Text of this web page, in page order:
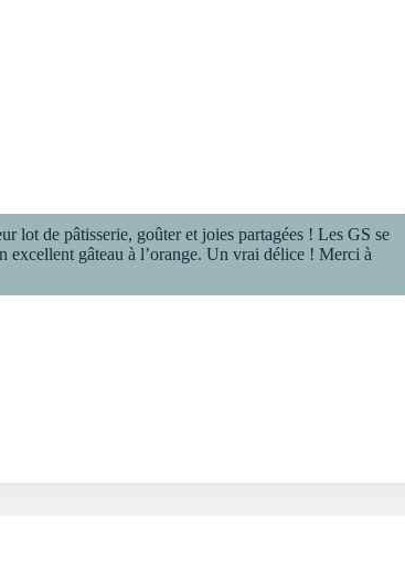
lot de pâtisserie, goûter et joies partagées ! Les GS se
excellent gâteau à l’orange. Un vrai délice ! Merci à